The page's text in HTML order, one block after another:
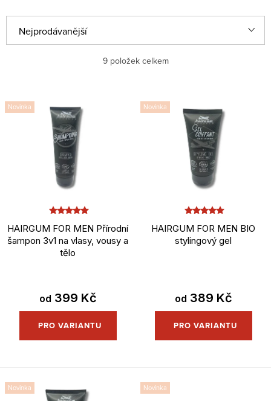
a
n
u
k
Nejprodávanější
Abecedně
9položek celkem
V
ý
o
Novinka
HAIRGUM FOR MEN Přírodní
šampon 3v1 na vlasy, vousy a
tělo
od 399 Kč
Novinka
HAIRGUM FOR MEN BIO
stylingový gel
od 389 Kč
Novinka Novinka